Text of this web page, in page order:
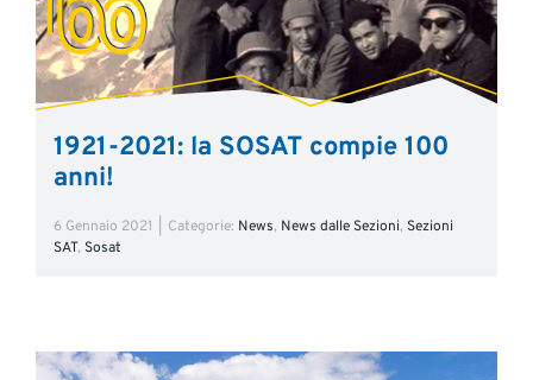
1921-2021: la SOSAT compie 100
anni!
6 Gennaio 2021 Categorie: News, News dalle Sezioni, Sezioni
SAT, Sosat